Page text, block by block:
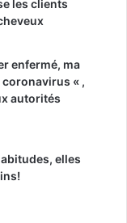
les clients
enfermé, ma
« ,
autorités
elles